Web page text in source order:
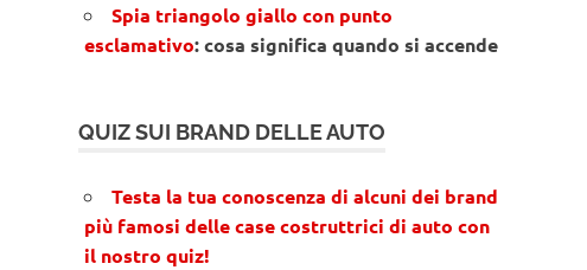
Spia triangolo giallo con punto
esclamativo: cosa significa quando si accende
QUIZ SUI BRAND DELLE AUTO
Testa la tua conoscenza di alcuni dei brand
più famosi delle case costruttrici di auto con
il nostro quiz!